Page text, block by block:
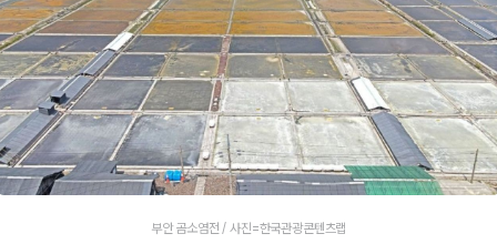
부안 곰소염전 / 사진=한국관광콘텐츠랩